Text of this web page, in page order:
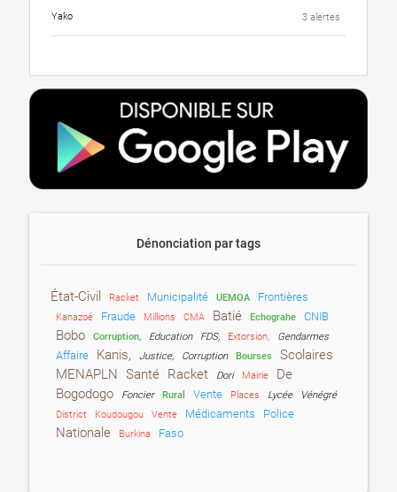
Yako 3 alertes
Dénonciation par tags
État-Civil Racket Municipalité UEMOA Frontières
Kanazoé Fraude Millions CMA Batié Echograhe CNIB
Bobo Corruption, Education FDS, Extorsion, Gendarmes
Affaire Kanis, Justice, Corruption Bourses
Scolaires
MENAPLN Santé Racket Dori Mairie
De
Bogodogo
Foncier Rural Vente Places Lycée
Vénégré
District
Koudougou Vente Médicaments Police
Nationale Burkina Faso